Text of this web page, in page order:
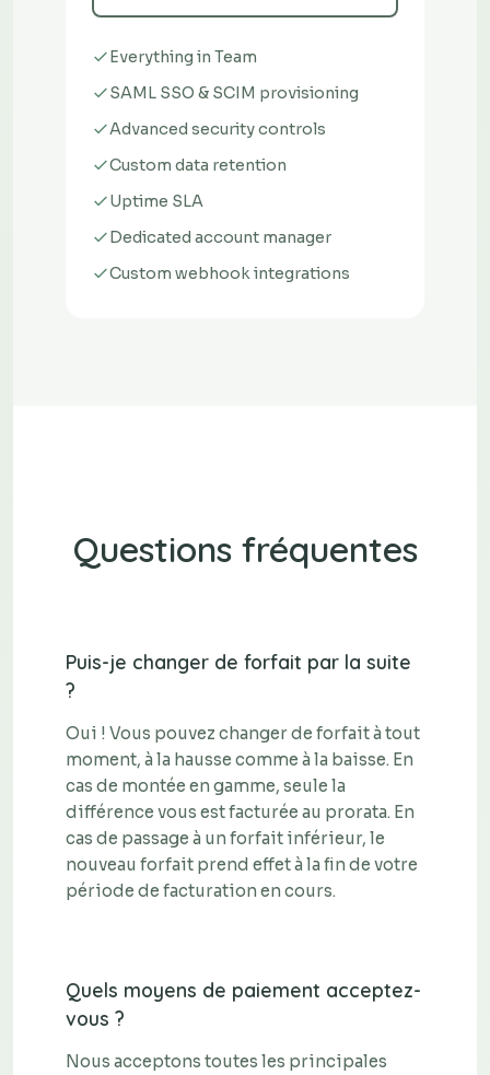
Everything in Team
SAML SSO & SCIM provisioning
Advanced security controls
Custom data retention
Uptime SLA
Dedicated account manager
Custom webhook integrations
Questions fréquentes
Puis-je changer de forfait par la suite
?
Oui ! Vous pouvez changer de forfait à tout
moment, à la hausse comme à la baisse. En
cas de montée en gamme, seule la
différence vous est facturée au prorata. En
cas de passage à un forfait inférieur, le
nouveau forfait prend effet à la fin de votre
période de facturation en cours.
Quels moyens de paiement acceptez-
vous ?
Nous acceptons toutes les principales